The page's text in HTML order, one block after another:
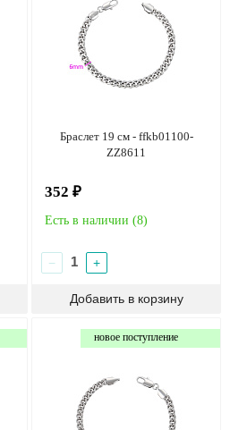
Браслет 19 см - ffkb01100-
ZZ8611
352 ₽
Есть в наличии (8)
− +
новое поступление